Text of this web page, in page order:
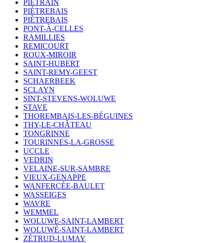
PIÉTRAIN
PIÉTREBAIS
PIÈTREBAIS
PONT-À-CELLES
RAMILLIES
REMICOURT
ROUX-MIROIR
SAINT-HUBERT
SAINT-REMY-GEEST
SCHAERBEEK
SCLAYN
SINT-STEVENS-WOLUWE
STAVE
THOREMBAIS-LES-BÉGUINES
THY-LE-CHÂTEAU
TONGRINNE
TOURINNES-LA-GROSSE
UCCLE
VEDRIN
VELAINE-SUR-SAMBRE
VIEUX-GENAPPE
WANFERCÉE-BAULET
WASSEIGES
WAVRE
WEMMEL
WOLUWE-SAINT-LAMBERT
WOLUWÉ-SAINT-LAMBERT
ZÉTRUD-LUMAY